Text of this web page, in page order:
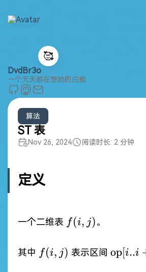
🥰
DvdBr3o
一个天天都在想她的白痴
算法
ST 表
Nov 26, 2024 阅读时长: 2 分钟
定义
一个二维表 f(i,
f(i, j)。
其中 f(i,
f(i, j) 表示区间op[i..i